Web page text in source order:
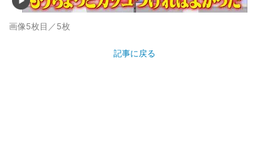
画像5枚目／5枚
記事に戻る